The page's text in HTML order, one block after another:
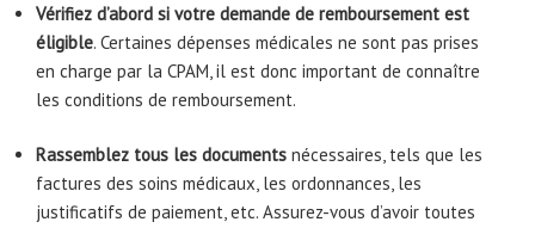
Vérifiez d’abord si votre demande de remboursement est
éligible. Certaines dépenses médicales ne sont pas prises
en charge par la CPAM, il est donc important de connaître
les conditions de remboursement.
Rassemblez tous les documents nécessaires, tels que les
factures des soins médicaux, les ordonnances, les
justificatifs de paiement, etc. Assurez-vous d’avoir toutes